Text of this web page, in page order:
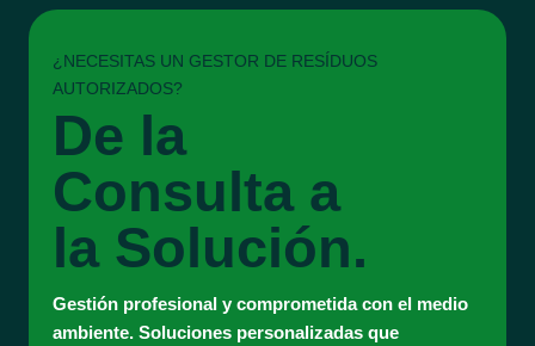
¿NECESITAS UN GESTOR DE RESÍDUOS
AUTORIZADOS?
De la
Consulta a
la Solución.
Gestión profesional y comprometida con el medio
ambiente. Soluciones personalizadas que